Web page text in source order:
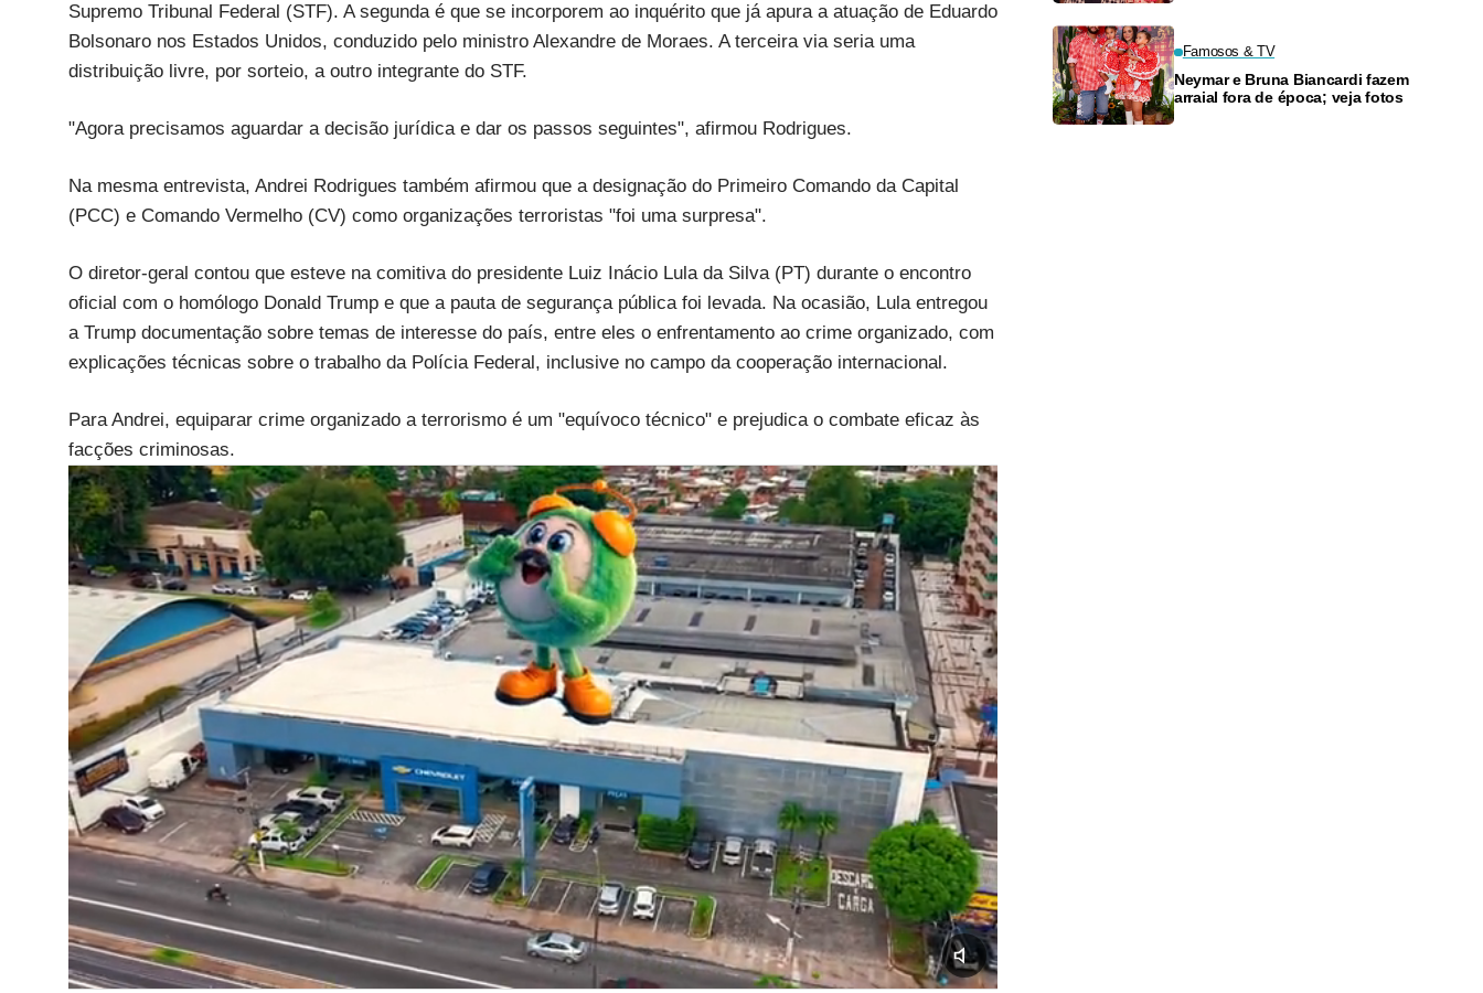
Supremo Tribunal Federal (STF). A segunda é que se incorporem ao inquérito que já apura a atuação de Eduardo
Bolsonaro nos Estados Unidos, conduzido pelo ministro Alexandre de Moraes. A terceira via seria uma
distribuição livre, por sorteio, a outro integrante do STF.
"Agora precisamos aguardar a decisão jurídica e dar os passos seguintes", afirmou Rodrigues.
Na mesma entrevista, Andrei Rodrigues também afirmou que a designação do Primeiro Comando da Capital
(PCC) e Comando Vermelho (CV) como organizações terroristas "foi uma surpresa".
O diretor-geral contou que esteve na comitiva do presidente Luiz Inácio Lula da Silva (PT) durante o encontro
oficial com o homólogo Donald Trump e que a pauta de segurança pública foi levada. Na ocasião, Lula entregou
a Trump documentação sobre temas de interesse do país, entre eles o enfrentamento ao crime organizado, com
explicações técnicas sobre o trabalho da Polícia Federal, inclusive no campo da cooperação internacional.
Para Andrei, equiparar crime organizado a terrorismo é um "equívoco técnico" e prejudica o combate eficaz às
facções criminosas.
Famosos & TV
Neymar e Bruna Biancardi fazem
arraial fora de época; veja fotos